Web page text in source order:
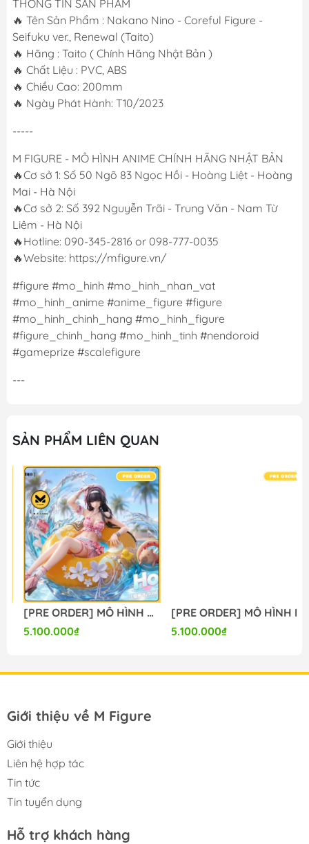
THÔNG TIN SẢN PHẨM
🔥 Tên Sản Phẩm : Nakano Nino - Coreful Figure -
Seifuku ver., Renewal (Taito)
🔥 Hãng : Taito ( Chính Hãng Nhật Bản )
🔥 Chất Liệu : PVC, ABS
🔥 Chiều Cao: 200mm
🔥 Ngày Phát Hành: T10/2023
-----
M FIGURE - MÔ HÌNH ANIME CHÍNH HÃNG NHẬT BẢN
🔥Cơ sở 1: Số 50 Ngõ 83 Ngọc Hồi - Hoàng Liệt - Hoàng
Mai - Hà Nội
🔥Cơ sở 2: Số 392 Nguyễn Trãi - Trung Văn - Nam Từ
Liêm - Hà Nội
🔥Hotline: 090-345-2816 or 098-777-0035
🔥Website: https://mfigure.vn/
#figure #mo_hinh #mo_hinh_nhan_vat
#mo_hinh_anime #anime_figure #figure
#mo_hinh_chinh_hang #mo_hinh_figure
#figure_chinh_hang #mo_hinh_tinh #nendoroid
#gameprize #scalefigure
---
SẢN PHẨM LIÊN QUAN
[PRE ORDER] MÔ HÌNH Chisa Swimsuit Ver. - Wuthering Waves (Yaomengmeng Studio) FIGURE CHÍNH HÃNG
5.100.000₫
[PRE ORDER] MÔ HÌNH Firefly - Honkai Star Rail (Lunaria Studio) FIGURE CHÍNH HÃNG
5.100.000₫
Giới thiệu về M Figure
Giới thiệu
Liên hệ hợp tác
Tin tức
Tin tuyển dụng
Hỗ trợ khách hàng